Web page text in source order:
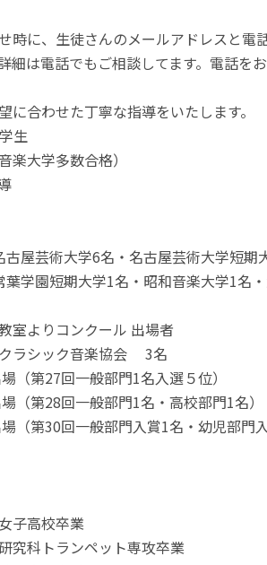
時に、生徒さんのメールアドレスと電
細は電話でもご相談してます。電話を
合わせた丁寧な指導をいたします。
生
楽大学多数合格）
屋芸術大学6名・名古屋芸術大学短
学園短期大学1名・昭和音楽大学1名
室よりコンクール 出場者
ラシック音楽協会 3名
（第27回一般部門1名入選５位）
（第28回一般部門1名・高校部門1名）
（第30回一般部門入賞1名・幼児部門入
子高校卒業
究科トランペット専攻卒業